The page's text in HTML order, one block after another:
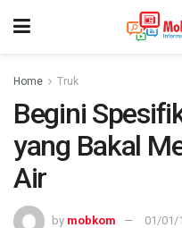
Home Truk
Begini
yang Bakal
Air
by mobkom 01/01/